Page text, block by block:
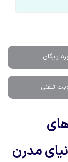
رایگان
تلفنی
مدرن